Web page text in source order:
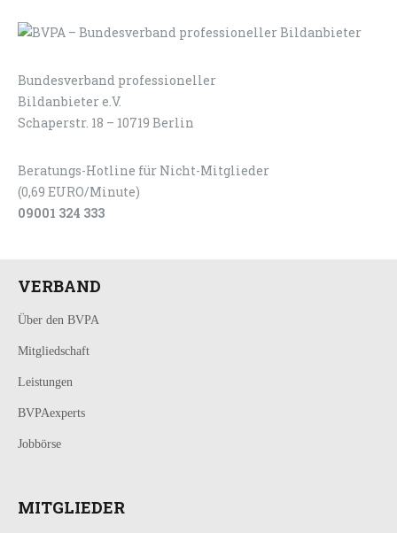
Bundesverband professioneller
Bildanbieter e.V.
Schaperstr. 18 – 10719 Berlin
Beratungs-Hotline für Nicht-Mitglieder
(0,69 EURO/Minute)
09001 324 333
VERBAND
Über den BVPA
Mitgliedschaft
Leistungen
BVPAexperts
Jobbörse
MITGLIEDER